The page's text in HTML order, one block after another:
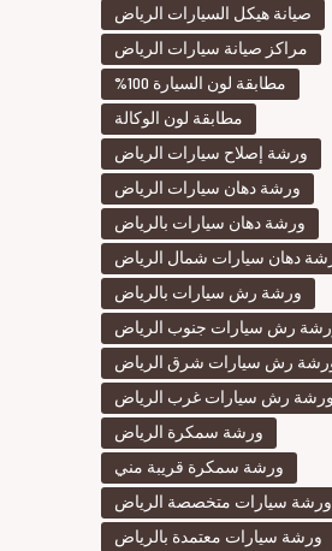
صيانة هيكل السيارات الرياض
مراكز صيانة سيارات الرياض
مطابقة لون السيارة 100%
مطابقة لون الوكالة
ورشة إصلاح سيارات الرياض
ورشة دهان سيارات الرياض
ورشة دهان سيارات بالرياض
دهان سيارات شمال الرياض
ورشة رش سيارات بالرياض
رش سيارات جنوب الرياض
رش سيارات شرق الرياض
ورشة رش سيارات غرب الرياض
ورشة سمكرة الرياض
ورشة سمكرة قريبة مني
ورشة سيارات متخصصة الرياض
ورشة سيارات معتمدة بالرياض